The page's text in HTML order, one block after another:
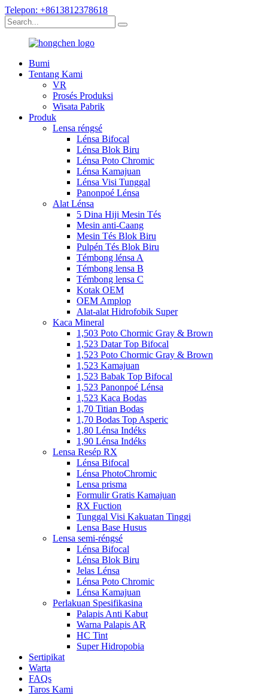
Telepon: +8613812378618
Bumi
Tentang Kami
VR
Prosés Produksi
Wisata Pabrik
Produk
Lensa réngsé
Lénsa Bifocal
Lénsa Blok Biru
Lénsa Poto Chromic
Lénsa Kamajuan
Lénsa Visi Tunggal
Panonpoé Lénsa
Alat Lénsa
5 Dina Hiji Mesin Tés
Mesin anti-Caang
Mesin Tés Blok Biru
Pulpén Tés Blok Biru
Témbong lénsa A
Témbong lensa B
Témbong lensa C
Kotak OEM
OEM Amplop
Alat-alat Hidrofobik Super
Kaca Mineral
1,503 Poto Chormic Gray & Brown
1,523 Datar Top Bifocal
1,523 Poto Chormic Gray & Brown
1,523 Kamajuan
1,523 Babak Top Bifocal
1,523 Panonpoé Lénsa
1,523 Kaca Bodas
1,70 Titian Bodas
1,70 Bodas Top Asperic
1,80 Lénsa Indéks
1,90 Lénsa Indéks
Lensa Resép RX
Lénsa Bifocal
Lénsa PhotoChromic
Lensa prisma
Formulir Gratis Kamajuan
RX Fuction
Tunggal Visi Kakuatan Tinggi
Lensa Base Husus
Lensa semi-réngsé
Lénsa Bifocal
Lénsa Blok Biru
Jelas Lénsa
Lénsa Poto Chromic
Lénsa Kamajuan
Perlakuan Spesifikasina
Palapis Anti Kabut
Warna Palapis AR
HC Tint
Super Hidropobia
Sertipikat
Warta
FAQs
Taros Kami